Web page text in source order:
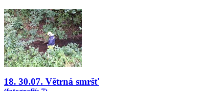
18. 30.07. Větrná smršť